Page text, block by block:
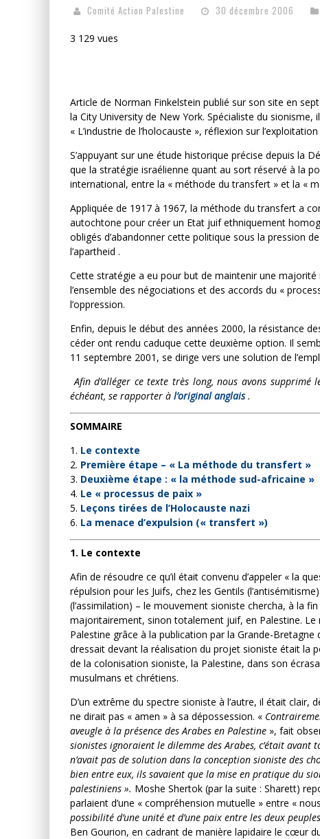
Comité Action Palestine 30 décembre 2006
3 129 vues
Article de Norman Finkelstein publié sur son site en
la City University de New York. Spécialiste du
« L’industrie de l’holocauste », réflexion sur
S’appuyant sur une étude historique précise depuis la
que la stratégie israélienne quant au sort réservé à la
international, entre la « méthode du transfert » et la «
Appliquée de 1917 à 1967, la méthode du transfert a
autochtone pour créer un Etat juif ethniquement
obligés d’abandonner cette politique sous la pression
l’apartheid .
Cette stratégie a eu pour but de maintenir une
l’ensemble des négociations et des accords du «
l’oppression.
Enfin, depuis le début des années 2000, la résistance
céder ont rendu caduque cette deuxième option. Il
11 septembre 2001, se dirige vers une solution de
Afin d’alléger ce texte très long, nous avons
échéant, se rapporter à l’original anglais .
SOMMAIRE
1. Le contexte
2. Première étape – « La méthode du transfert »
3. Deuxième étape : « la méthode sud-africaine »
4. Le « processus de paix »
5. Leçons tirées de l’Holocauste nazi
6. La menace d’expulsion (« transfert »)
1. Le contexte
Afin de résoudre ce qu’il était convenu d’appeler « la
répulsion pour les Juifs, chez les Gentils
(l’assimilation) – le mouvement sioniste chercha, à la
majoritairement, sinon totalement juif, en Palestine.
Palestine grâce à la publication par la Grande-
dressait devant la réalisation du projet sioniste était la
de la colonisation sioniste, la Palestine, dans son
musulmans et chrétiens.
D’un extrême du spectre sioniste à l’autre, il était
ne dirait pas « amen » à sa dépossession. «
aveugle à la présence des Arabes en Palestine », fait
sionistes ignoraient le dilemme des Arabes, c’était
n’avait pas de solution dans la conception sioniste des
bien entre eux, ils savaient que la mise en pratique du
palestiniens ». Moshe Shertok (par la suite : Sharett)
parlaient d’une « compréhension mutuelle » entre «
possibilité d’une unité et d’une paix entre les deux
Ben Gourion, en cadrant de manière lapidaire le cœur